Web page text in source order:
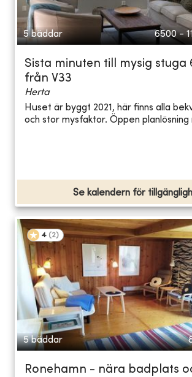
5 bäddar 6500 -
Sista minuten till mysig stuga
från V33
Herta
Huset är byggt 2021, här finns alla
och stor mysfaktor. Öppen planlösning
Se kalendern för
4 (2)
5 bäddar
Ronehamn - nära badplats